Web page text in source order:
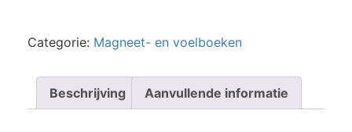
Categorie: Magneet- en voelboeken
Beschrijving Aanvullende informatie